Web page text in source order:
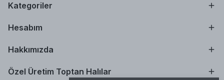
Kategoriler
Hesabım
Hakkımızda
Özel Üretim Toptan Halılar